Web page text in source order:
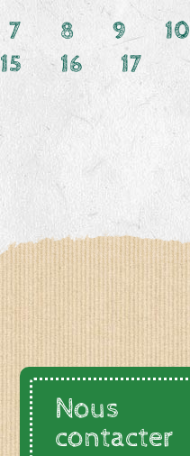
7 8 9
10
15 16 17
Nous
contacter